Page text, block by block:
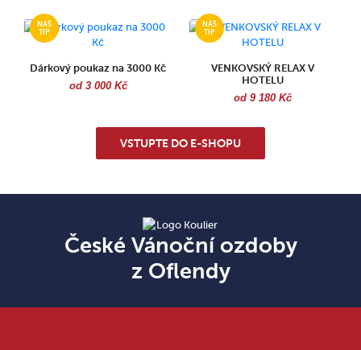
Dárkový poukaz na 3000 Kč
od 3 000 Kč
VENKOVSKÝ RELAX V
HOTELU
od 9 180 Kč
VSTUPTE DO E-SHOPU
České Vánoční ozdoby
z Oflendy